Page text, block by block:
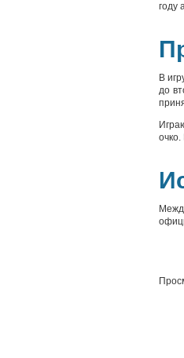
году
В
до